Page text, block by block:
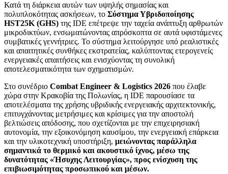
Κατά τη διάρκεια αυτών των υψηλής σημασίας και
πολυπλοκότητας ασκήσεων, το Σύστημα Υβριδοποίησης
HST25K (GHS) της IDE επέτρεψε την ταχεία ανάπτυξη αρθρωτών
μικροδικτύων, ενσωματώνοντας απρόσκοπτα σε αυτά υφιστάμενες
συμβατικές γεννήτριες. Το σύστημα λειτούργησε υπό ρεαλιστικές
και απαιτητικές συνθήκες εκστρατείας, καλύπτοντας ετερογενείς
ενεργειακές απαιτήσεις και ενισχύοντας τη συνολική
αποτελεσματικότητα των σχηματισμών.
Στο συνέδριο Combat Engineer & Logistics 2026 που έλαβε
χώρα στην Κρακοβία της Πολωνίας, η IDE παρουσίασε τα
αποτελέσματα της χρήσης υβριδικής ενεργειακής αρχιτεκτονικής,
επιτυγχάνοντας μετρήσιμες και κρίσιμες για την αποστολή
βελτιώσεις απόδοσης, που σχετίζονται με την επιχειρησιακή
αυτονομία, την εξοικονόμηση καυσίμου, την ενεργειακή επάρκεια
και την υλικοτεχνική υποστήριξη, μειώνοντας παράλληλα
σημαντικά το θερμικό και ακουστικό ίχνος, μέσω της
δυνατότητας «Ήσυχης Λειτουργίας», προς ενίσχυση της
επιβιωσιμότητας προσωπικού και μέσων.